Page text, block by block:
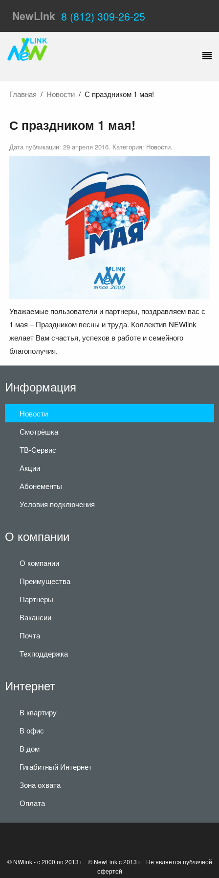
NewLink 8 (812) 309-26-25
Главная Новости С праздником 1 мая!
С праздником 1 мая!
Дата публикации: 29 апреля 2016. Категория: Новости.
Уважаемые пользователи и партнеры, поздравляем вас с
1 мая – Праздником весны и труда. Коллектив NEWlink
желает Вам счастья, успехов в работе и семейного
благополучия.
Информация
Новости
Смотрёшка
ТВ-Сервис
Акции
Абонементы
Условия подключения
О компании
О компании
Преимущества
Партнеры
Вакансии
Почта
Техподдержка
Интернет
В квартиру
В офис
В дом
Гигабитный Интернет
Зона охвата
Оплата
© NWlink - с 2000 по 2013 г. © NewLink c 2013 г. Не является публичной
офертой